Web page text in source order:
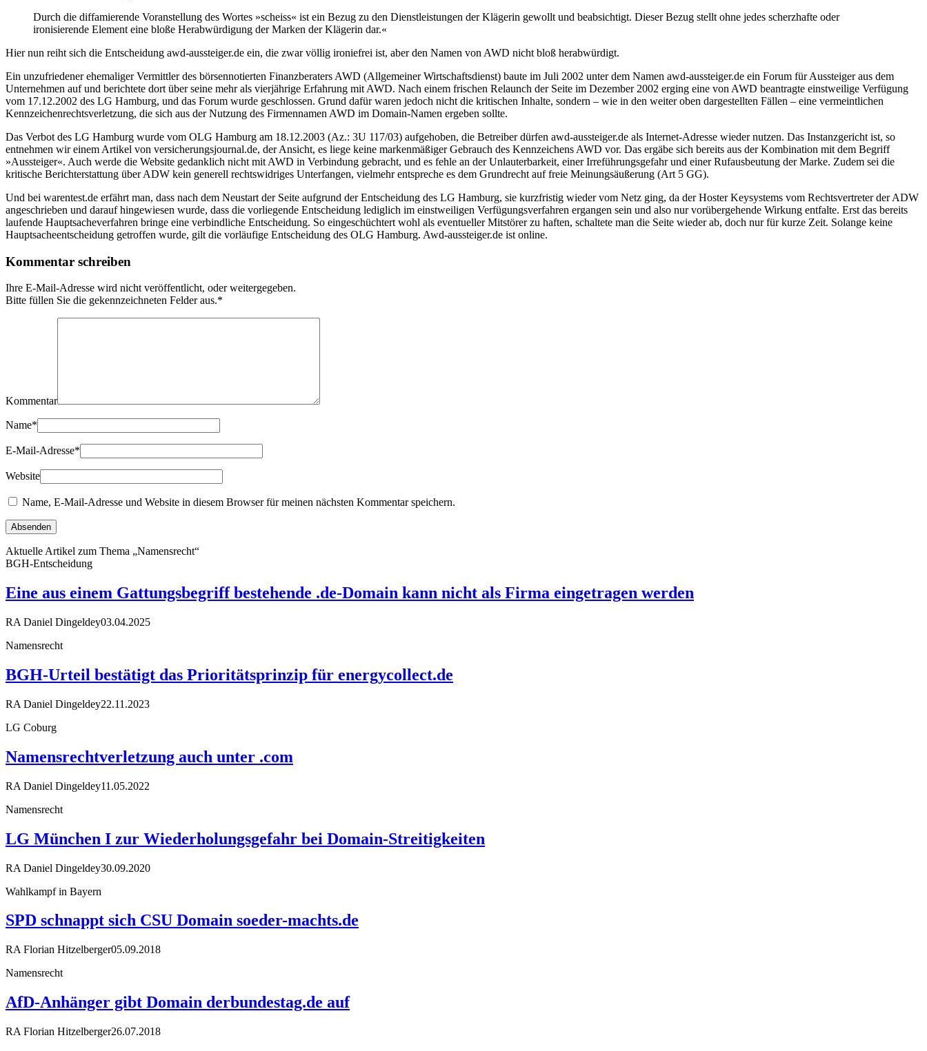
Durch die diffamierende Voranstellung des Wortes »scheiss« ist ein Bezug zu den Dienstleistungen der Klägerin gewollt und beabsichtigt. Dieser Bezug stellt ohne jedes scherzhafte oder
ironisierende Element eine bloße Herabwürdigung der Marken der Klägerin dar.«
Hier nun reiht sich die Entscheidung awd-aussteiger.de ein, die zwar völlig ironiefrei ist, aber den Namen von AWD nicht bloß herabwürdigt.
Ein unzufriedener ehemaliger Vermittler des börsennotierten Finanzberaters AWD (Allgemeiner Wirtschaftsdienst) baute im Juli 2002 unter dem Namen awd-aussteiger.de ein Forum für Aussteiger aus dem
Unternehmen auf und berichtete dort über seine mehr als vierjährige Erfahrung mit AWD. Nach einem frischen Relaunch der Seite im Dezember 2002 erging eine von AWD beantragte einstweilige Verfügung
vom 17.12.2002 des LG Hamburg, und das Forum wurde geschlossen. Grund dafür waren jedoch nicht die kritischen Inhalte, sondern – wie in den weiter oben dargestellten Fällen – eine vermeintlichen
Kennzeichenrechtsverletzung, die sich aus der Nutzung des Firmennamen AWD im Domain-Namen ergeben sollte.
Das Verbot des LG Hamburg wurde vom OLG Hamburg am 18.12.2003 (Az.: 3U 117/03) aufgehoben, die Betreiber dürfen awd-aussteiger.de als Internet-Adresse wieder nutzen. Das Instanzgericht ist, so
entnehmen wir einem Artikel von versicherungsjournal.de, der Ansicht, es liege keine markenmäßiger Gebrauch des Kennzeichens AWD vor. Das ergäbe sich bereits aus der Kombination mit dem Begriff
»Aussteiger«. Auch werde die Website gedanklich nicht mit AWD in Verbindung gebracht, und es fehle an der Unlauterbarkeit, einer Irreführungsgefahr und einer Rufausbeutung der Marke. Zudem sei die
kritische Berichterstattung über ADW kein generell rechtswidriges Unterfangen, vielmehr entspreche es dem Grundrecht auf freie Meinungsäußerung (Art 5 GG).
Und bei warentest.de erfährt man, dass nach dem Neustart der Seite aufgrund der Entscheidung des LG Hamburg, sie kurzfristig wieder vom Netz ging, da der Hoster Keysystems vom Rechtsvertreter der ADW
angeschrieben und darauf hingewiesen wurde, dass die vorliegende Entscheidung lediglich im einstweiligen Verfügungsverfahren ergangen sein und also nur vorübergehende Wirkung entfalte. Erst das bereits
laufende Hauptsacheverfahren bringe eine verbindliche Entscheidung. So eingeschüchtert wohl als eventueller Mitstörer zu haften, schaltete man die Seite wieder ab, doch nur für kurze Zeit. Solange keine
Hauptsacheentscheidung getroffen wurde, gilt die vorläufige Entscheidung des OLG Hamburg. Awd-aussteiger.de ist online.
Kommentar schreiben
Ihre E-Mail-Adresse wird nicht veröffentlicht, oder weitergegeben.
Bitte füllen Sie die gekennzeichneten Felder aus.*
Kommentar
Name*
E-Mail-Adresse*
Website
Name, E-Mail-Adresse und Website in diesem Browser für meinen nächsten Kommentar speichern.
Aktuelle Artikel zum Thema „Namensrecht“
BGH-Entscheidung
Eine aus einem Gattungsbegriff bestehende .de-Domain kann nicht als Firma eingetragen werden
RA Daniel Dingeldey03.04.2025
Namensrecht
BGH-Urteil bestätigt das Prioritätsprinzip für energycollect.de
RA Daniel Dingeldey22.11.2023
LG Coburg
Namensrechtverletzung auch unter .com
RA Daniel Dingeldey11.05.2022
Namensrecht
LG München I zur Wiederholungsgefahr bei Domain-Streitigkeiten
RA Daniel Dingeldey30.09.2020
Wahlkampf in Bayern
SPD schnappt sich CSU Domain soeder-machts.de
RA Florian Hitzelberger05.09.2018
Namensrecht
AfD-Anhänger gibt Domain derbundestag.de auf
RA Florian Hitzelberger26.07.2018